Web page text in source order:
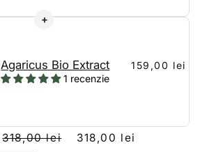
Agaricus Bio Extract
1 recenzie
159,00 lei
318,00 lei 318,00 lei